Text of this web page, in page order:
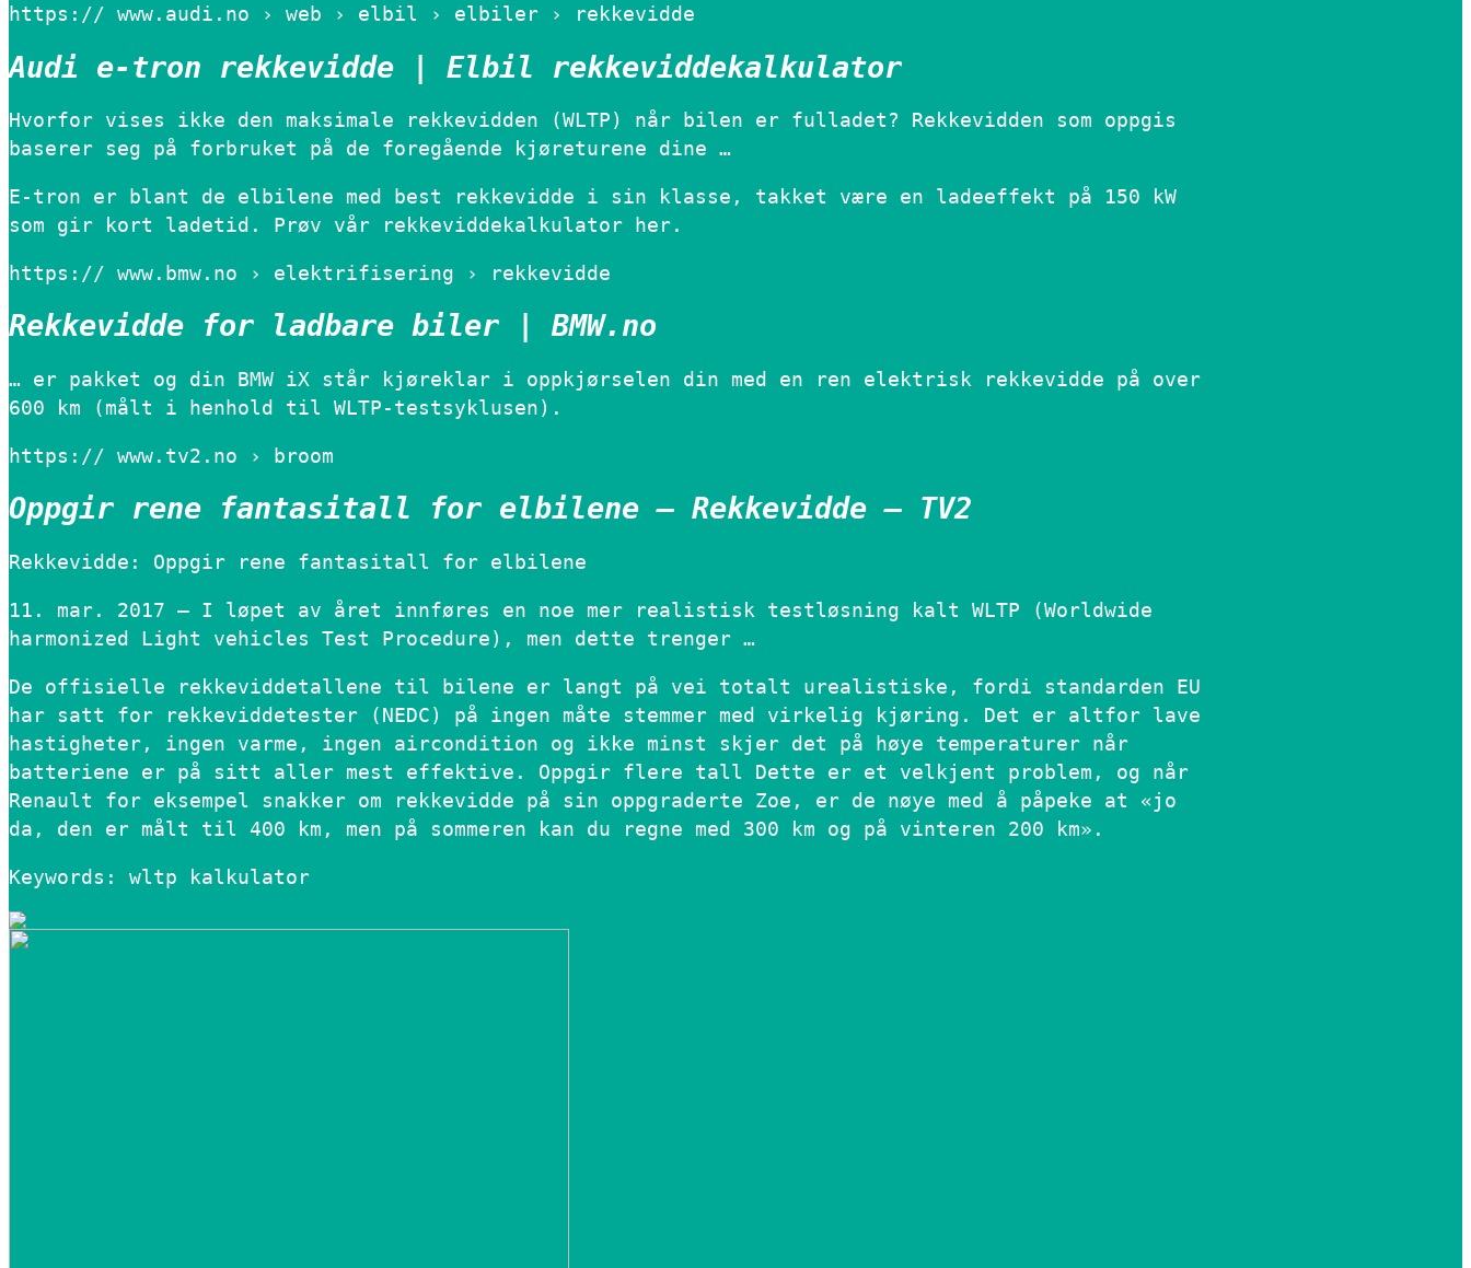
https:// www.audi.no › web › elbil › elbiler › rekkevidde
Audi e-tron rekkevidde | Elbil rekkeviddekalkulator
Hvorfor vises ikke den maksimale rekkevidden (WLTP) når bilen er fulladet? Rekkevidden som oppgis
baserer seg på forbruket på de foregående kjøreturene dine …
E-tron er blant de elbilene med best rekkevidde i sin klasse, takket være en ladeeffekt på 150 kW
som gir kort ladetid. Prøv vår rekkeviddekalkulator her.
https:// www.bmw.no › elektrifisering › rekkevidde
Rekkevidde for ladbare biler | BMW.no
… er pakket og din BMW iX står kjøreklar i oppkjørselen din med en ren elektrisk rekkevidde på over
600 km (målt i henhold til WLTP-testsyklusen).
https:// www.tv2.no › broom
Oppgir rene fantasitall for elbilene – Rekkevidde – TV2
Rekkevidde: Oppgir rene fantasitall for elbilene
11. mar. 2017 — I løpet av året innføres en noe mer realistisk testløsning kalt WLTP (Worldwide
harmonized Light vehicles Test Procedure), men dette trenger …
De offisielle rekkeviddetallene til bilene er langt på vei totalt urealistiske, fordi standarden EU
har satt for rekkeviddetester (NEDC) på ingen måte stemmer med virkelig kjøring. Det er altfor lave
hastigheter, ingen varme, ingen aircondition og ikke minst skjer det på høye temperaturer når
batteriene er på sitt aller mest effektive. Oppgir flere tall Dette er et velkjent problem, og når
Renault for eksempel snakker om rekkevidde på sin oppgraderte Zoe, er de nøye med å påpeke at «jo
da, den er målt til 400 km, men på sommeren kan du regne med 300 km og på vinteren 200 km».
Keywords: wltp kalkulator